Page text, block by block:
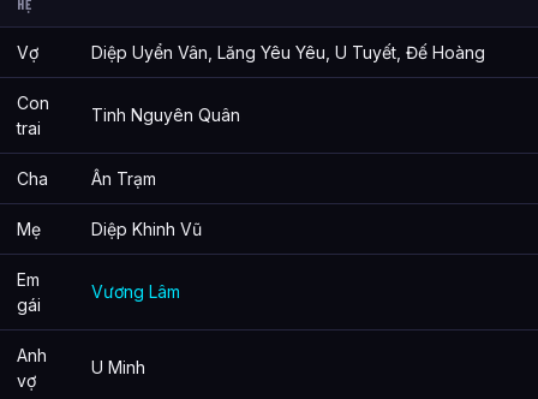
HỆ
Vợ Diệp Uyển Vân, Lăng Yêu Yêu, U Tuyết, Đế Hoàng
Con
trai
Tinh Nguyên Quân
Cha Ân Trạm
Mẹ Diệp Khinh Vũ
Em
gái
Vương Lâm
Anh
vợ
U Minh